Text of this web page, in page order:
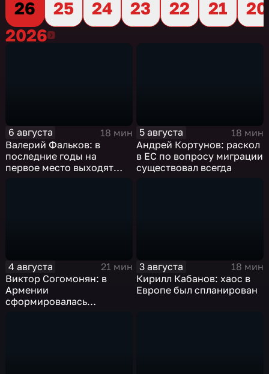
26
25 24 23 22 21
20
20262026
6 августа
18 мин
Валерий Фальков: в
последние годы на
первое место выходят
5 августа
18 мин
Андрей Кортунов: раскол
в ЕС по вопросу миграции
существовал всегда
4 августа
21 мин
Виктор Согомонян: в
Армении
сформировалась
3 августа
18 мин
Кирилл Кабанов: хаос в
Европе был спланирован